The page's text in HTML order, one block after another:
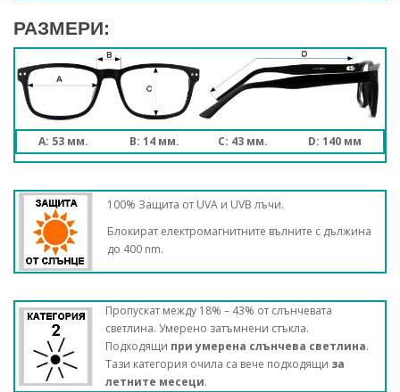
РАЗМЕРИ:
A: 53 мм. B: 14 мм. C: 43 мм. D: 140 мм
100% Защита от UVA и UVB лъчи.
Блокират електромагнитните вълните с дължина
до 400 nm.
Пропускат между 18% – 43% от слънчевата
светлина. Умерено затъмнени стъкла.
Подходящи при умерена слънчева светлина.
Тази категория очила са вече подходящи за
летните месеци.